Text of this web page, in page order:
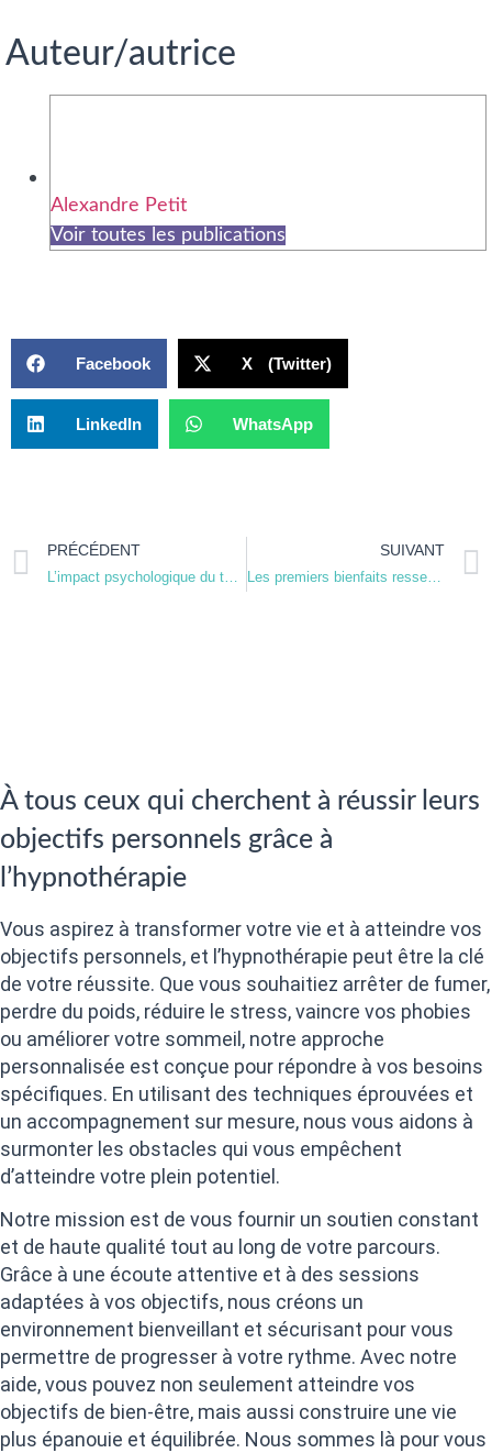
Auteur/autrice
Alexandre Petit
Voir toutes les publications
Facebook X (Twitter)
LinkedIn WhatsApp
PRÉCÉDENT SUIVANT
Les premiers bienfaits ressentis après avoir arrêté de fumer
À tous ceux qui cherchent à réussir leurs
objectifs personnels grâce à
l’hypnothérapie
Vous aspirez à transformer votre vie et à atteindre vos
objectifs personnels, et l’hypnothérapie peut être la clé
de votre réussite. Que vous souhaitiez arrêter de fumer,
perdre du poids, réduire le stress, vaincre vos phobies
ou améliorer votre sommeil, notre approche
personnalisée est conçue pour répondre à vos besoins
spécifiques. En utilisant des techniques éprouvées et
un accompagnement sur mesure, nous vous aidons à
surmonter les obstacles qui vous empêchent
d’atteindre votre plein potentiel.
Notre mission est de vous fournir un soutien constant
et de haute qualité tout au long de votre parcours.
Grâce à une écoute attentive et à des sessions
adaptées à vos objectifs, nous créons un
environnement bienveillant et sécurisant pour vous
permettre de progresser à votre rythme. Avec notre
aide, vous pouvez non seulement atteindre vos
objectifs de bien-être, mais aussi construire une vie
plus épanouie et équilibrée. Nous sommes là pour vous